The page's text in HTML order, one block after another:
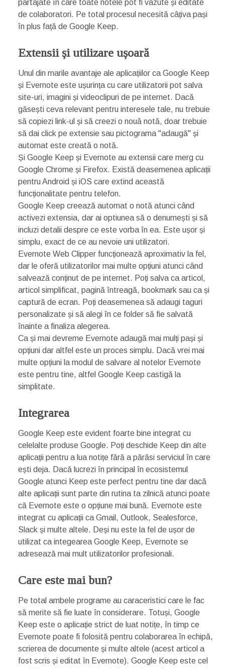
partajate în care toate notele pot fi vazute și editate
de colaboratori. Pe total procesul necesită câțiva pași
în plus față de Google Keep.
Extensii și utilizare ușoară
Unul din marile avantaje ale aplicațiilor ca Google Keep
și Evernote este ușurința cu care utilizatorii pot salva
site-uri, imagini și videoclipuri de pe internet. Dacă
găsești ceva relevant pentru interesele tale, nu trebuie
să copiezi link-ul și să creezi o nouă notă, doar trebuie
să dai click pe extensie sau pictograma "adaugă" și
automat este creată o notă.
Și Google Keep și Evernote au extensii care merg cu
Google Chrome și Firefox. Există deasemenea aplicații
pentru Android și iOS care extind această
funcționalitate pentru telefon.
Google Keep creează automat o notă atunci când
activezi extensia, dar ai optiunea să o denumești și să
incluzi detalii despre ce este vorba în ea. Este ușor și
simplu, exact de ce au nevoie uni utilizatori.
Evernote Web Clipper funcționează aproximativ la fel,
dar le oferă utilizatorilor mai multe opțiuni atunci când
salvează conținut de pe internet. Poți salva ca articol,
articol simplificat, pagină întreagă, bookmark sau ca și
captură de ecran. Poți deasemenea să adaugi taguri
personalizate și să alegi în ce folder să fie salvată
înainte a finaliza alegerea.
Ca și mai devreme Evernote adaugă mai mulți pași și
opțiuni dar altfel este un proces simplu. Dacă vrei mai
multe opțiuni la modul de salvare al notelor Evernote
este pentru tine, altfel Google Keep castigă la
simplitate.
Integrarea
Google Keep este evident foarte bine integrat cu
celelalte produse Google. Poți deschide Keep din alte
aplicații pentru a lua notițe fără a părăsi serviciul în care
ești deja. Dacă lucrezi în principal în ecosistemul
Google atunci Keep este perfect pentru tine dar dacă
alte aplicații sunt parte din rutina ta zilnică atunci poate
că Evernote este o opțiune mai bună. Evernote este
integrat cu aplicații ca Gmail, Outlook, Sealesforce,
Slack și multe altele. Deși nu este la fel de ușor de
utilizat ca integearea Google Keep, Evernote se
adresează mai mult utilizatorilor profesionali.
Care este mai bun?
Pe total ambele programe au caraceristici care le fac
să merite să fie luate în considerare. Totuși, Google
Keep este o aplicație strict de luat notițe, în timp ce
Evernote poate fi folosită pentru colaborarea în echipă,
scrierea de documente și multe altele (acest articol a
fost scris și editat în Evernote). Google Keep este cel